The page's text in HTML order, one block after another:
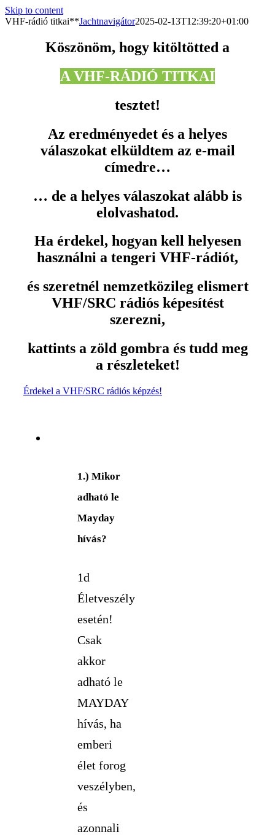
Skip to content
VHF-rádió titkai**Jachtnavigátor2025-02-13T12:39:20+01:00
Köszönöm, hogy kitöltötted a
A VHF-RÁDIÓ TITKAI
tesztet!
Az eredményedet és a helyes
válaszokat elküldtem az e-mail
címedre…
… de a helyes válaszokat alább is
elolvashatod.
Ha érdekel, hogyan kell helyesen
használni a tengeri VHF-rádiót,
és szeretnél nemzetközileg elismert
VHF/SRC rádiós képesítést
szerezni,
kattints a zöld gombra és tudd meg
a részleteket!
Érdekel a VHF/SRC rádiós képzés!
1.) Mikor
adható le
Mayday
hívás?
1d
Életveszély
esetén!
Csak
akkor
adható le
MAYDAY
hívás, ha
emberi
élet forog
veszélyben,
és
azonnali